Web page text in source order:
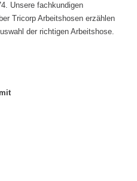
Unsere fachkundigen
Tricorp Arbeitshosen erzählen
der richtigen Arbeitshose.